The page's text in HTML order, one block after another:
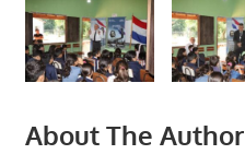
About The Author